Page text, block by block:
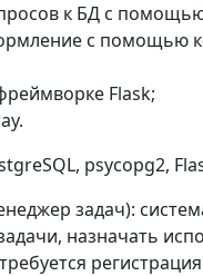
к БД с
с помощью
Flask;
psycopg2,
задач):
назначать